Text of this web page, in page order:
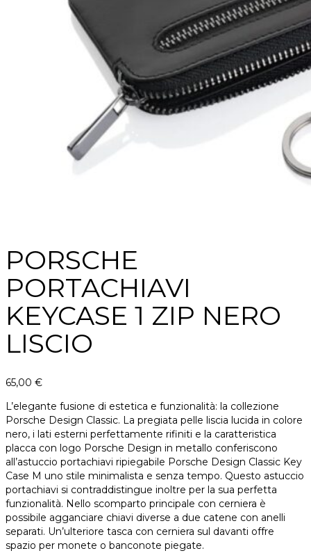
PORSCHE
PORTACHIAVI
KEYCASE 1 ZIP NERO
LISCIO
65,00 €
L’elegante fusione di estetica e funzionalità: la collezione
Porsche Design Classic. La pregiata pelle liscia lucida in colore
nero, i lati esterni perfettamente rifiniti e la caratteristica
placca con logo Porsche Design in metallo conferiscono
all’astuccio portachiavi ripiegabile Porsche Design Classic Key
Case M uno stile minimalista e senza tempo. Questo astuccio
portachiavi si contraddistingue inoltre per la sua perfetta
funzionalità. Nello scomparto principale con cerniera è
possibile agganciare chiavi diverse a due catene con anelli
separati. Un’ulteriore tasca con cerniera sul davanti offre
spazio per monete o banconote piegate.